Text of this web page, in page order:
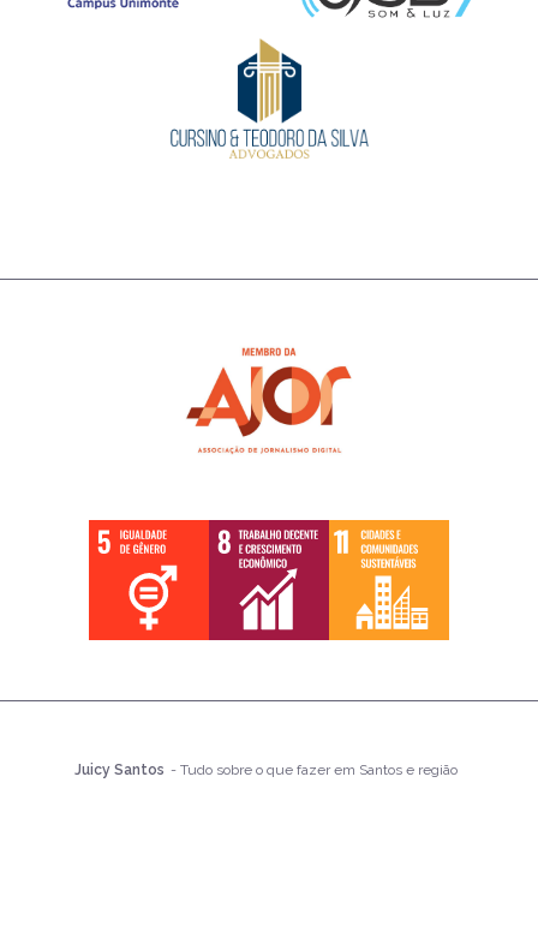
Juicy Santos - Tudo sobre o que fazer em Santos e região